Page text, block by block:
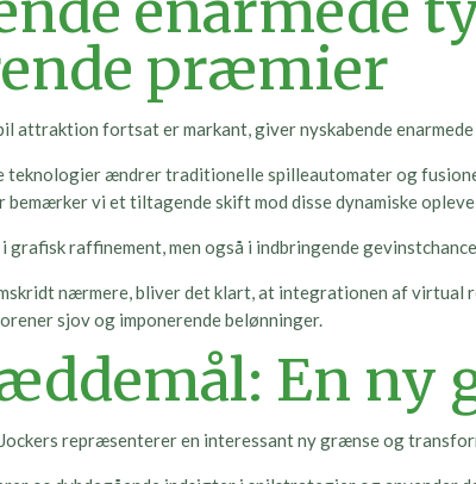
præmier
attraktion fortsat er markant, giver nyskabende
teknologier ændrer traditionelle spilleautomater og
bemærker vi et tiltagende skift mod disse dynamiske
grafisk raffinement, men også i indbringende
nærmere, bliver det klart, at integrationen af
sjov og imponerende belønninger.
En ny
repræsenterer en interessant ny grænse og